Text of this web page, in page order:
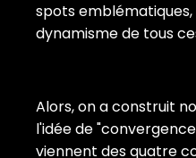
spots emblématiques,
dynamisme de tous
Alors, on a construit
l'idée de
viennent des quatre